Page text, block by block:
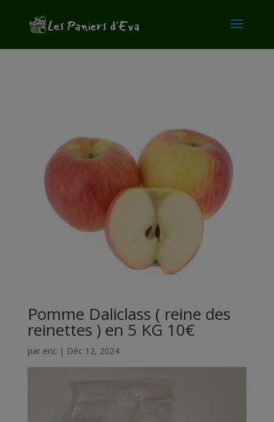
Pomme Daliclass ( reine des
reinettes ) en 5 KG 10€
par eric | Déc 12, 2024